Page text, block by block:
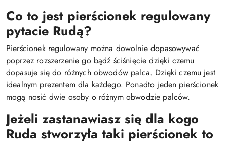
Co to jest pierścionek regulowany
pytacie Rudą?
Pierścionek regulowany można dowolnie dopasowywać
poprzez rozszerzenie go bądź ściśnięcie dzięki czemu
dopasuje się do różnych obwodów palca. Dzięki czemu jest
idealnym prezentem dla każdego. Ponadto jeden pierścionek
mogą nosić dwie osoby o różnym obwodzie palców.
Jeżeli zastanawiasz się dla kogo
Ruda stworzyła taki pierścionek to